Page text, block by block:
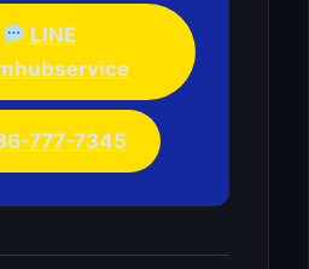
LINE
777-7345